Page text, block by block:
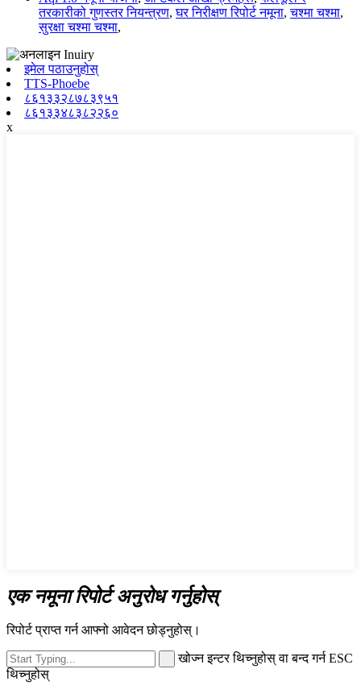
तरकारीको गुणस्तर नियन्त्रण,घर निरीक्षण रिपोर्ट नमूना,चश्मा चश्मा,
सुरक्षा चश्मा चश्मा,
इमेल पठाउनुहोस्
TTS-Phoebe
८६१३३२८७८३९५१
८६१३३४८३८२२६०
x
एक नमूना रिपोर्ट अनुरोध गर्नुहोस्
रिपोर्ट प्राप्त गर्न आफ्नो आवेदन छोड्नुहोस्।
खोज्न इन्टर थिच्नुहोस् वा बन्द गर्न ESC
थिच्नुहोस्